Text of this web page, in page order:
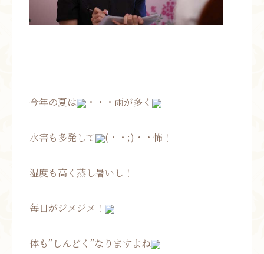
今年の夏は ・・・雨が多く
水害も多発して (・・;)・・怖！
湿度も高く蒸し暑いし！
毎日がジメジメ！
体も”しんどく”なりますよね